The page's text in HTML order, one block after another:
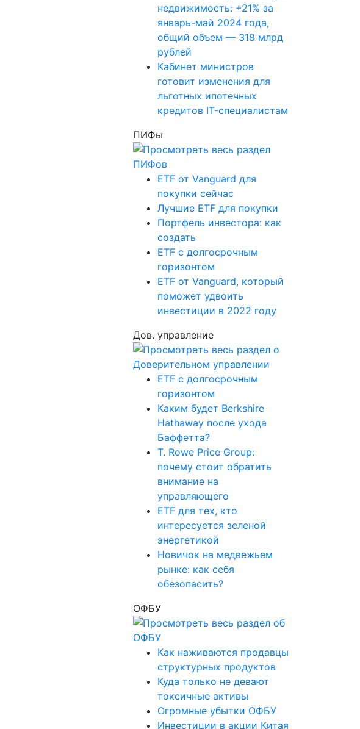
недвижимость: +21% за
январь-май 2024 года,
общий объем — 318 млрд
рублей
Кабинет министров
готовит изменения для
льготных ипотечных
кредитов IT-специалистам
ПИФы
ETF от Vanguard для
покупки сейчас
Лучшие ETF для покупки
Портфель инвестора: как
создать
ETF с долгосрочным
горизонтом
ETF от Vanguard, который
поможет удвоить
инвестиции в 2022 году
Дов. управление
ETF с долгосрочным
горизонтом
Каким будет Berkshire
Hathaway после ухода
Баффетта?
T. Rowe Price Group:
почему стоит обратить
внимание на
управляющего
ETF для тех, кто
интересуется зеленой
энергетикой
Новичок на медвежьем
рынке: как себя
обезопасить?
ОФБУ
Как наживаются продавцы
структурных продуктов
Куда только не девают
токсичные активы
Огромные убытки ОФБУ
Инвестиции в акции Китая